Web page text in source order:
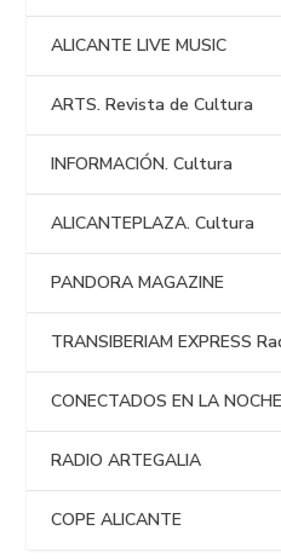
ALICANTE LIVE MUSIC
ARTS. Revista de Cultura
INFORMACIÓN. Cultura
ALICANTEPLAZA. Cultura
PANDORA MAGAZINE
TRANSIBERIAM EXPRESS
CONECTADOS EN LA
RADIO ARTEGALIA
COPE ALICANTE